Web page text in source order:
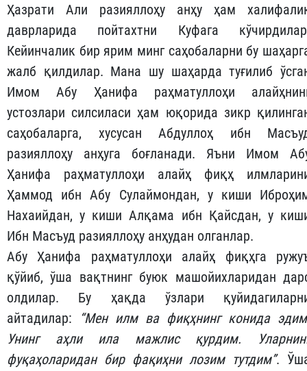
Ҳазрати Али разияллоҳу анҳу ҳам
даврларида пойтахтни Куфага
Кейинчалик бир ярим минг саҳобаларни бу
жалб қилдилар. Мана шу шаҳарда туғилиб
Имом Абу Ҳанифа раҳматуллоҳи
устозлари силсиласи ҳам юқорида зикр
саҳобаларга, хусусан Абдуллоҳ ибн
разияллоҳу анҳуга боғланади. Яъни Имом
Ҳанифа раҳматуллоҳи алайҳ фиқҳ
Ҳаммод ибн Абу Сулаймондан, у киши
Нахаийдан, у киши Алқама ибн Қайсдан, у
Ибн Масъуд разияллоҳу анҳудан олганлар.
Абу Ҳанифа раҳматуллоҳи алайҳ фиқҳга
қўйиб, ўша вақтнинг буюк машойихларидан
олдилар. Бу ҳақда ўзлари
айтадилар:
“Мен илм ва фиқҳнинг конида
Унинг аҳли ила мажлис қурдим.
фуқаҳоларидан бир фақиҳни лозим тутдим”.